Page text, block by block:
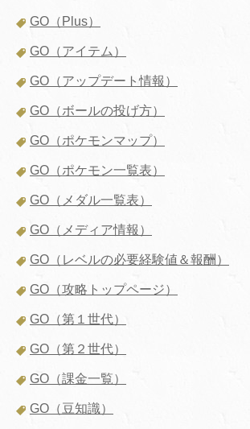
GO（Plus）
GO（アイテム）
GO（アップデート情報）
GO（ボールの投げ方）
GO（ポケモンマップ）
GO（ポケモン一覧表）
GO（メダル一覧表）
GO（メディア情報）
GO（レベルの必要経験値＆報酬）
GO（攻略トップページ）
GO（第１世代）
GO（第２世代）
GO（課金一覧）
GO（豆知識）